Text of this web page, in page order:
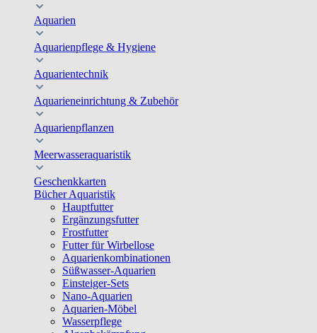
Aquarien
Aquarienpflege & Hygiene
Aquarientechnik
Aquarieneinrichtung & Zubehör
Aquarienpflanzen
Meerwasseraquaristik
Geschenkkarten
Bücher Aquaristik
Hauptfutter
Ergänzungsfutter
Frostfutter
Futter für Wirbellose
Aquarienkombinationen
Süßwasser-Aquarien
Einsteiger-Sets
Nano-Aquarien
Aquarien-Möbel
Wasserpflege